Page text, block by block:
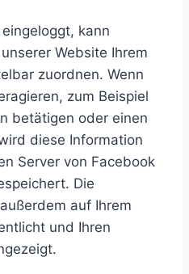
kann
Website Ihrem
zuordnen. Wenn
zum Beispiel
betätigen oder einen
diese Information
Server von Facebook
Die
auf Ihrem
und Ihren